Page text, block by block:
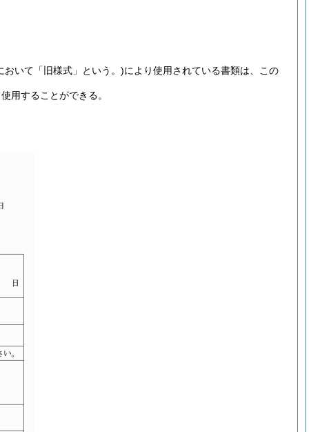
おいて「旧様式」という。)により使用されている書類は、この
用することができる。